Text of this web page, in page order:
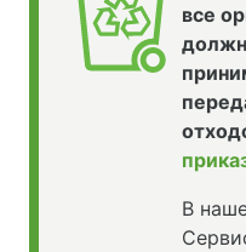
все
В